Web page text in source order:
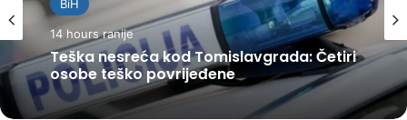
BiH
14 hours ranije
Teška nesreća kod Tomislavgrada: Četiri
osobe teško povrijeđene